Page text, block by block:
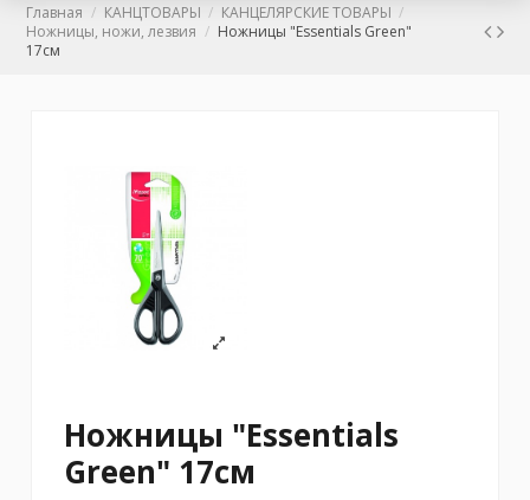
Главная КАНЦТОВАРЫ
КАНЦЕЛЯРСКИЕ ТОВАРЫ
Ножницы, ножи, лезвия
Ножницы "Essentials Green"
17см
Ножницы "Essentials
Green" 17см